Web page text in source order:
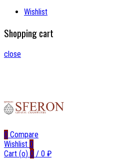
Wishlist
Shopping cart
close
0 Compare
Wishlist 0
Cart (o) 0 / 0 ₽